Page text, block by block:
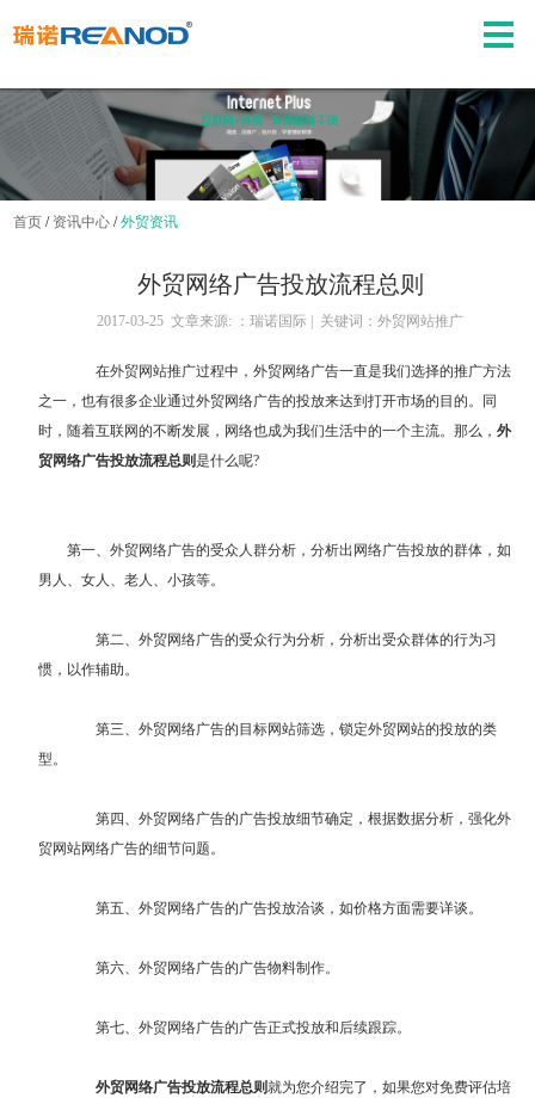
首页 / 资讯中心 /外贸资讯
外贸网络广告投放流程总则
2017-03-25 文章来源: ：瑞诺国际 | 关键词：外贸网站推广
在外贸网站推广过程中，外贸网络广告一直是我们选择的推广方法
之一，也有很多企业通过外贸网络广告的投放来达到打开市场的目的。同
时，随着互联网的不断发展，网络也成为我们生活中的一个主流。那么，外
贸网络广告投放流程总则是什么呢?
第一、外贸网络广告的受众人群分析，分析出网络广告投放的群体，如
男人、女人、老人、小孩等。
第二、外贸网络广告的受众行为分析，分析出受众群体的行为习
惯，以作辅助。
第三、外贸网络广告的目标网站筛选，锁定外贸网站的投放的类
型。
第四、外贸网络广告的广告投放细节确定，根据数据分析，强化外
贸网站网络广告的细节问题。
第五、外贸网络广告的广告投放洽谈，如价格方面需要详谈。
第六、外贸网络广告的广告物料制作。
第七、外贸网络广告的广告正式投放和后续跟踪。
外贸网络广告投放流程总则就为您介绍完了，如果您对免费评估培